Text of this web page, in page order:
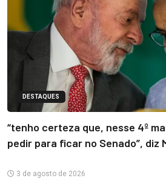
DESTAQUES
“tenho certeza que, nesse 4º
pedir para ficar no Senado”, diz
3 de agosto de 2026